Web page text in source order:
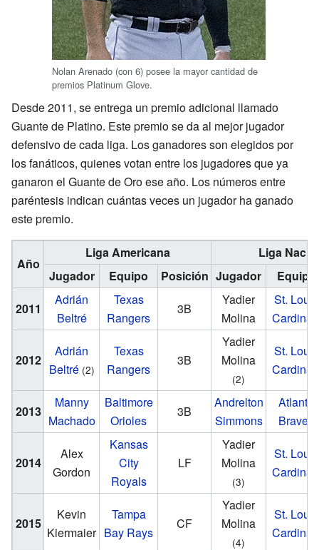
Nolan Arenado (con 6) posee la mayor cantidad de
premios Platinum Glove.
Desde 2011, se entrega un premio adicional llamado
Guante de Platino. Este premio se da al mejor jugador
defensivo de cada liga. Los ganadores son elegidos por
los fanáticos, quienes votan entre los jugadores que ya
ganaron el Guante de Oro ese año. Los números entre
paréntesis indican cuántas veces un jugador ha ganado
este premio.
Año
Liga Americana
Liga
Jugador
Equipo Posición Jugador
Equipo
2011
Adrián
Beltré
Texas
Rangers
3B
Yadier
Molina
St. Louis
2012
Adrián
Beltré (2)
Texas
Rangers
3B
Yadier
Molina
(2)
St. Louis
2013
Manny
Machado
Baltimore
Orioles
3B
Andrelton
Simmons
Atlanta
Braves
2014
Alex
Gordon
Kansas
City
Royals
LF
Yadier
Molina
(3)
St. Louis
2015
Kevin
Kiermaier
Tampa
Bay Rays
CF
Yadier
Molina
(4)
St. Louis